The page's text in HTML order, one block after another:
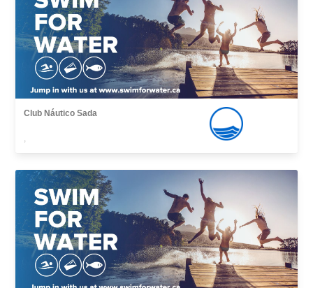
Club Náutico Sada
,